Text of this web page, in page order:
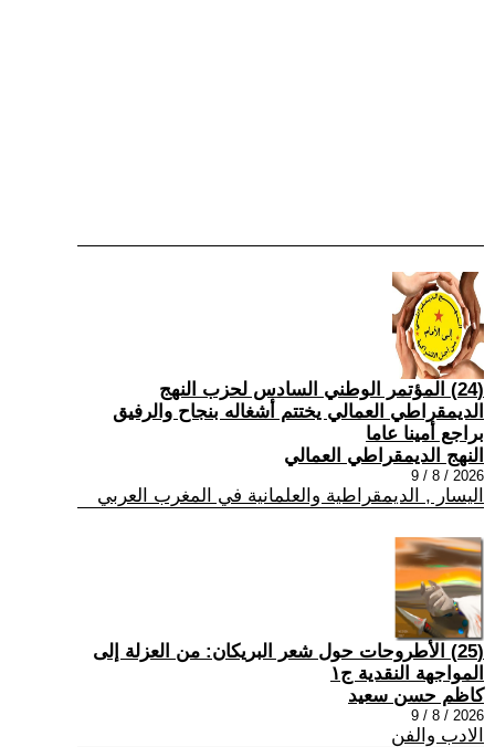
(24) المؤتمر الوطني السادس لحزب النهج
الديمقراطي العمالي يختتم أشغاله بنجاح والرفيق
براجع أمينا عاما
النهج الديمقراطي العمالي
2026 / 8 / 9
اليسار , الديمقراطية والعلمانية في المغرب العربي
(25) الأطروحات حول شعر البريكان: من العزلة إلى
المواجهة النقدية ج١
كاظم حسن سعيد
2026 / 8 / 9
الادب والفن